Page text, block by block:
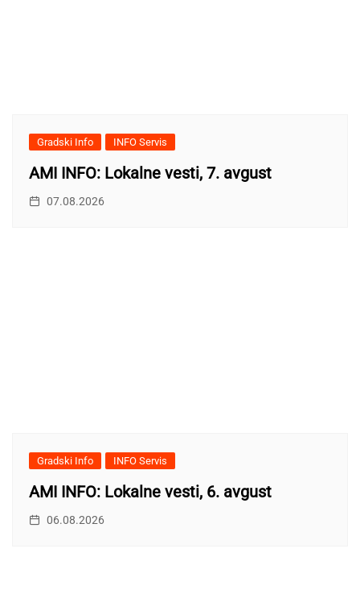
Gradski Info INFO Servis
AMI INFO: Lokalne vesti, 7. avgust
07.08.2026
Gradski Info INFO Servis
AMI INFO: Lokalne vesti, 6. avgust
06.08.2026